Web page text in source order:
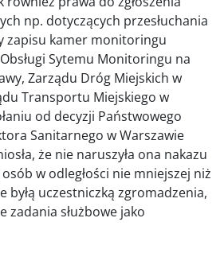
np. dotyczących przesłuchania
zapisu kamer monitoringu
Sytemu Monitoringu na
Zarządu Dróg Miejskich w
Transportu Miejskiego w
od decyzji Państwowego
Sanitarnego w Warszawie
że nie naruszyła ona nakazu
w odległości nie mniejszej niż
byłą uczestniczką zgromadzenia,
zadania służbowe jako